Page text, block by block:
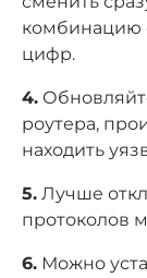
комбинацию
цифр.
4.
роутера,
находить
5. Лучше
протоколов
6. Можно